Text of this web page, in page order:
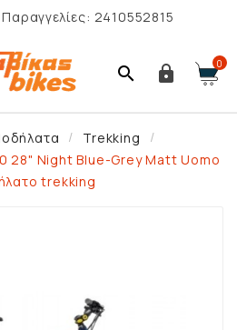
2410552815
  0
Trekking
28" Night Blue-Grey Matt Uomo
trekking